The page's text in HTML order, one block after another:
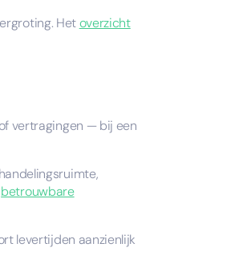
Hetoverzicht
vertragingen — bij een
betrouwbare
levertijden aanzienlijk